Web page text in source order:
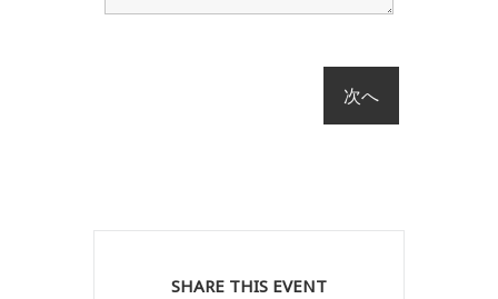
SHARE THIS EVENT